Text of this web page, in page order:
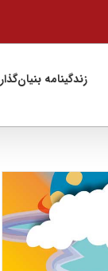
زندگینامه بنیان‌گذار